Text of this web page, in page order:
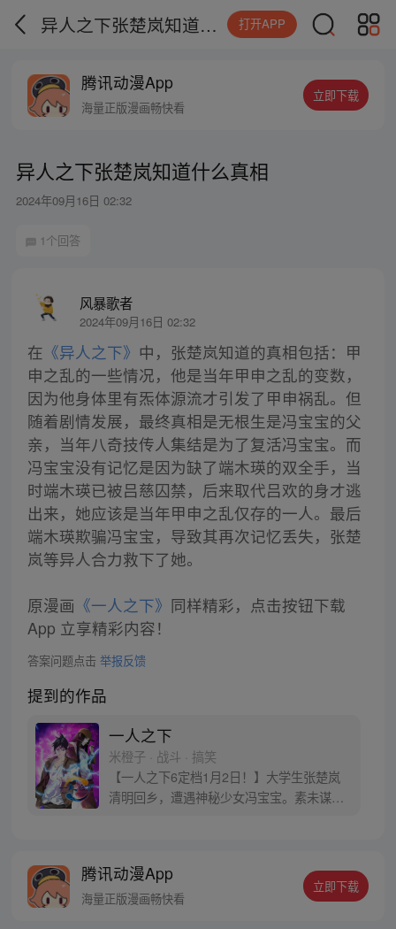
异人之下张楚岚知道什么真相 打开APP
腾讯动漫App
海量正版漫画畅快看
立即下载
异人之下张楚岚知道什么真相
2024年09月16日 02:32
1个回答
风暴歌者
2024年09月16日 02:32
在 《异人之下》 中，张楚岚知道的真相包括：甲
申之乱的一些情况，他是当年甲申之乱的变数，
因为他身体里有炁体源流才引发了甲申祸乱。但
随着剧情发展，最终真相是无根生是冯宝宝的父
亲，当年八奇技传人集结是为了复活冯宝宝。而
冯宝宝没有记忆是因为缺了端木瑛的双全手，当
时端木瑛已被吕慈囚禁，后来取代吕欢的身才逃
出来，她应该是当年甲申之乱仅存的一人。最后
端木瑛欺骗冯宝宝，导致其再次记忆丢失，张楚
岚等异人合力救下了她。
原漫画 《一人之下》 同样精彩，点击按钮下载
App 立享精彩内容！
答案问题点击 举报反馈
提到的作品
一人之下
米橙子 · 战斗 · 搞笑
【一人之下6定档1月2日！】大学生张楚岚
清明回乡，遭遇神秘少女冯宝宝。素未谋面
密，张楚岚的生活被彻底颠覆，与冯宝宝一
同踏上“异人”之旅。
腾讯动漫App
海量正版漫画畅快看
立即下载